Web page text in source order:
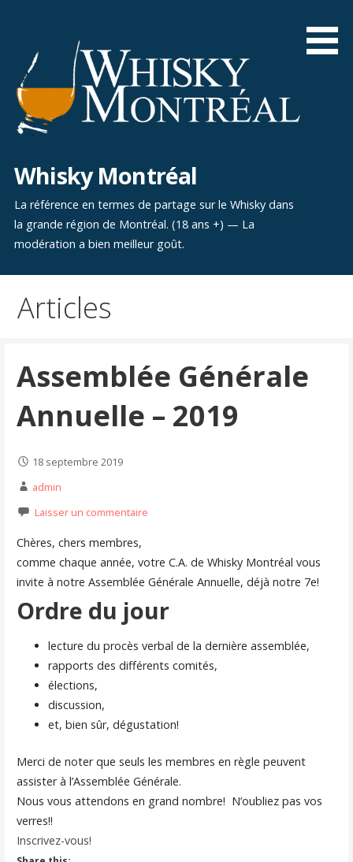
contenu
Whisky Montréal
La référence en termes de partage sur le Whisky dans
la grande région de Montréal. (18 ans +) — La
modération a bien meilleur goût.
Articles
Assemblée Générale
Annuelle – 2019
18 septembre 2019
admin
Laisser un commentaire
Chères, chers membres,
comme chaque année, votre C.A. de Whisky Montréal vous
invite à notre Assemblée Générale Annuelle, déjà notre 7e!
Ordre du jour
lecture du procès verbal de la dernière assemblée,
rapports des différents comités,
élections,
discussion,
et, bien sûr, dégustation!
Merci de noter que seuls les membres en règle peuvent
assister à l’Assemblée Générale.
Nous vous attendons en grand nombre! N’oubliez pas vos
verres!!
Inscrivez-vous!